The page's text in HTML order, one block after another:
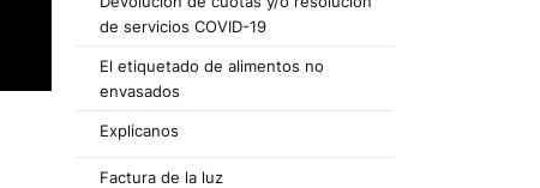
de servicios COVID-19
El etiquetado de alimentos no
envasados
Explicanos
Factura de la luz